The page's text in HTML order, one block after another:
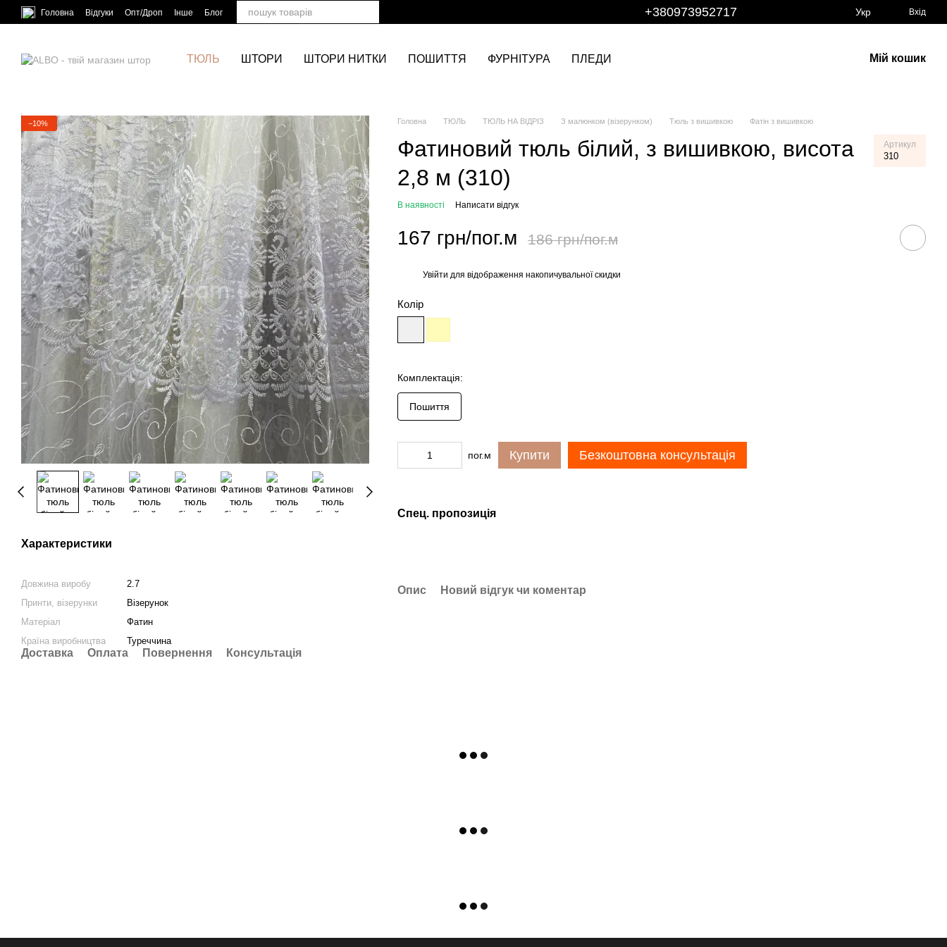
Перейти до основного контенту
Головна Відгуки Опт/Дроп Інше Блог +380973952717 Укр Вхід
ТЮЛЬ ШТОРИ ШТОРИ НИТКИ ПОШИТТЯ ФУРНІТУРА ПЛЕДИ Мій кошик
−10%
Характеристики
Довжина виробу
2.7
Принти, візерунки
Візерунок
Матеріал
Фатин
Країна виробництва
Туреччина
Доставка Оплата Повернення Консультація
Головна ТЮЛЬ ТЮЛЬ НА ВІДРІЗ З малюнком (візерунком) Тюль з вишивкою Фатін з вишивкою
Фатиновий тюль білий, з вишивкою, висота
2,8 м (310)
Артикул
310
В наявності Написати відгук
167 грн/пог.м 186 грн/пог.м
Увійти для відображення накопичувальної скидки
Колір
Комплектація:
Пошиття
пог.м Купити Безкоштовна консультація
Спец. пропозиція
Опис Новий відгук чи коментар